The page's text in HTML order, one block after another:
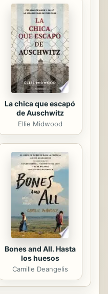
La chica que escapó
de Auschwitz
Ellie Midwood
Bones and All. Hasta
los huesos
Camille Deangelis